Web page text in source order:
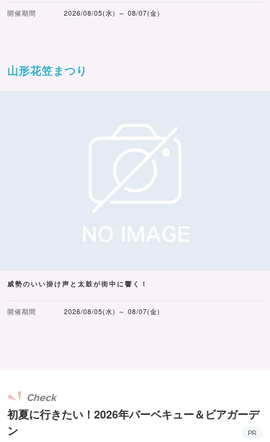
開催期間 2026/08/05(水) ～ 08/07(金)
山形花笠まつり
威勢のいい掛け声と太鼓が街中に響く！
開催期間 2026/08/05(水) ～ 08/07(金)
初夏に行きたい！2026年バーベキュー＆ビアガーデ
ン
Check
PR